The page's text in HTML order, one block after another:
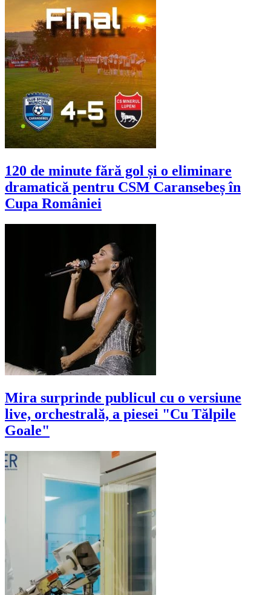
120 de minute fără gol și o eliminare
dramatică pentru CSM Caransebeș în
Cupa României
Mira surprinde publicul cu o versiune
live, orchestrală, a piesei "Cu Tălpile
Goale"